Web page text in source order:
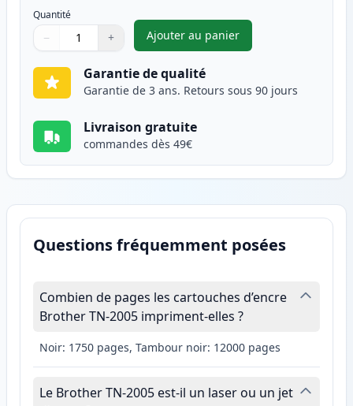
Quantité
Quantité
Utilisez les boutons pour ajuster
− +
Quantité
Ajouter au panier
,Brother TN2005 toner
Garantie de qualité
Garantie de 3 ans. Retours sous 90 jours
Livraison gratuite
commandes dès 49€
Questions fréquemment posées
Combien de pages les cartouches d’encre
Brother TN-2005 impriment-elles ?
Noir: 1750 pages, Tambour noir: 12000 pages
Le Brother TN-2005 est-il un laser ou un jet